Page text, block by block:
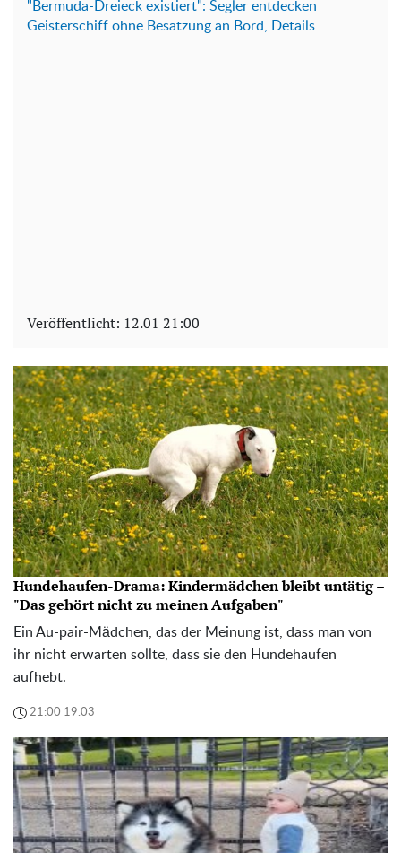
"Bermuda-Dreieck existiert": Segler entdecken
Geisterschiff ohne Besatzung an Bord, Details
Veröffentlicht: 12.01 21:00
Hundehaufen-Drama: Kindermädchen bleibt untätig –
"Das gehört nicht zu meinen Aufgaben"
Ein Au-pair-Mädchen, das der Meinung ist, dass man von
ihr nicht erwarten sollte, dass sie den Hundehaufen
aufhebt.
21:00 19.03